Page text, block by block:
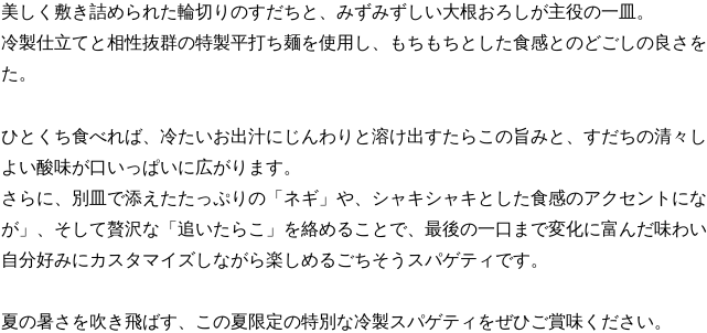
美しく敷き詰められた輪切りのすだちと、みずみずしい大根おろしが主役の一皿。
冷製仕立てと相性抜群の特製平打ち麺を使用し、もちもちとした食感とのどごしの良さ
た。
ひとくち食べれば、冷たいお出汁にじんわりと溶け出すたらこの旨みと、すだちの清々
よい酸味が口いっぱいに広がります。
さらに、別皿で添えたたっぷりの「ネギ」や、シャキシャキとした食感のアクセントに
が」、そして贅沢な「追いたらこ」を絡めることで、最後の一口まで変化に富んだ味わい
自分好みにカスタマイズしながら楽しめるごちそうスパゲティです。
夏の暑さを吹き飛ばす、この夏限定の特別な冷製スパゲティをぜひご賞味ください。